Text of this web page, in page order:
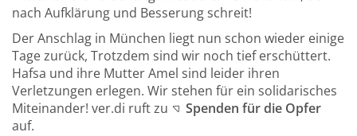
nach Aufklärung und Besserung schreit!
Der Anschlag in München liegt nun schon wieder einige
Tage zurück, Trotzdem sind wir noch tief erschüttert.
Hafsa und ihre Mutter Amel sind leider ihren
Verletzungen erlegen. Wir stehen für ein solidarisches
Miteinander! ver.di ruft zu
Spenden für die Opfer
auf.